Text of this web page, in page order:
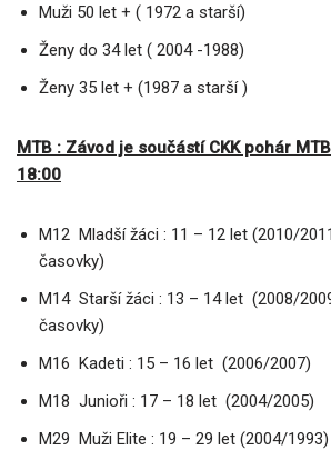
Muži 50 let + ( 1972 a starší)
Ženy do 34 let ( 2004 -1988)
Ženy 35 let + (1987 a starší )
MTB : Závod je součástí CKK pohár
18:00
M12 Mladší žáci : 11 – 12 let (2010/
časovky)
M14 Starší žáci : 13 – 14 let (2008/
časovky)
M16 Kadeti : 15 – 16 let (2006/2007)
M18 Junioři : 17 – 18 let (2004/2005)
M29 Muži Elite : 19 – 29 let (2004/1993)